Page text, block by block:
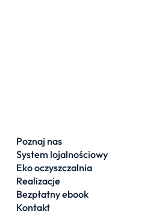
Poznaj nas
System lojalnościowy
Eko oczyszczalnia
Realizacje
Bezpłatny ebook
Kontakt